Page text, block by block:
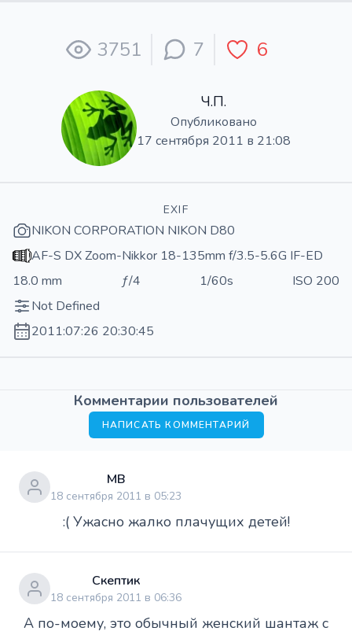
3751 7 6
Ч.П.
Опубликовано
17 сентября 2011 в 21:08
EXIF
NIKON CORPORATION NIKON D80
AF-S DX Zoom-Nikkor 18-135mm f/3.5-5.6G IF-ED
18.0 mm
ƒ/4 1/60s
ISO 200
Not Defined
2011:07:26 20:30:45
Комментарии пользователей
НАПИСАТЬ КОММЕНТАРИЙ
МВ
18 сентября 2011 в 05:23
:( Ужасно жалко плачущих детей!
Скептик
18 сентября 2011 в 06:36
А по-моему, это обычный женский шантаж с